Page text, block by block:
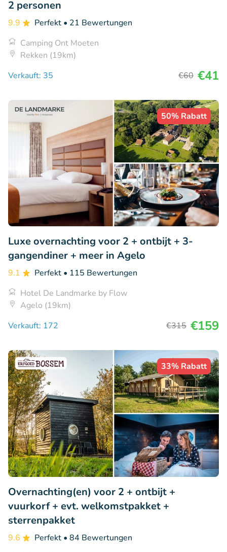
2 personen
9.9 Perfekt • 21 Bewertungen
Camping Ont Moeten
Rekken (19km)
Verkauft: 35
€60 €41
50% Rabatt
Luxe overnachting voor 2 + ontbijt + 3-
gangendiner + meer in Agelo
9.1 Perfekt • 115 Bewertungen
Hotel De Landmarke by Flow
Agelo (19km)
Verkauft: 172
€315 €159
33% Rabatt
Overnachting(en) voor 2 + ontbijt +
vuurkorf + evt. welkomstpakket +
sterrenpakket
9.6 Perfekt • 84 Bewertungen